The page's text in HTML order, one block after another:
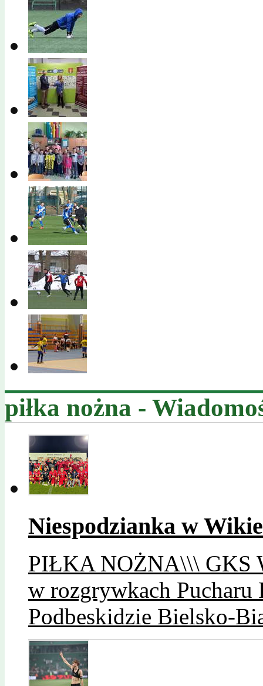
piłka nożna -
Niespodzianka w
PIŁKA NOŻNA\\\ GKS
w rozgrywkach
Podbeskidzie Bielsko-